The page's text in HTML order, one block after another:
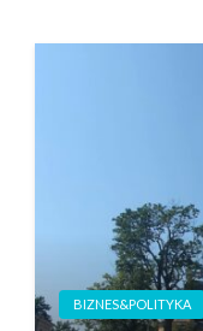
BIZNES&POLITYKA